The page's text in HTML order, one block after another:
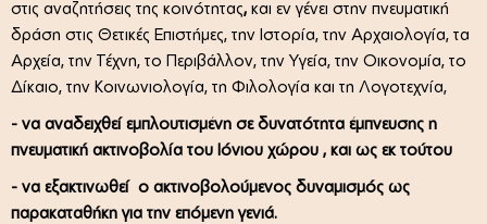
στις αναζητήσεις της κοινότητας, και εν γένει στην πνευματική
δράση στις Θετικές Επιστήμες, την Ιστορία, την Αρχαιολογία, τα
Αρχεία, την Τέχνη, το Περιβάλλον, την Υγεία, την Οικονομία, το
Δίκαιο, την Κοινωνιολογία, τη Φιλολογία και τη Λογοτεχνία,
- να αναδειχθεί εμπλουτισμένη σε δυνατότητα έμπνευσης η
πνευματική ακτινοβολία του Ιόνιου χώρου , και ως εκ τούτου
- να εξακτινωθεί ο ακτινοβολούμενος δυναμισμός ως
παρακαταθήκη για την επόμενη γενιά.